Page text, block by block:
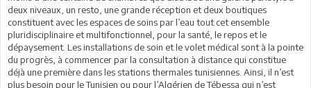
deux niveaux, un resto, une grande réception et deux boutiques
constituent avec les espaces de soins par l’eau tout cet ensemble
pluridisciplinaire et multifonctionnel, pour la santé, le repos et le
dépaysement. Les installations de soin et le volet médical sont à la pointe
du progrès, à commencer par la consultation à distance qui constitue
déjà une première dans les stations thermales tunisiennes. Ainsi, il n’est
plus besoin pour le Tunisien ou pour l’Algérien de Tébessa qui n’est